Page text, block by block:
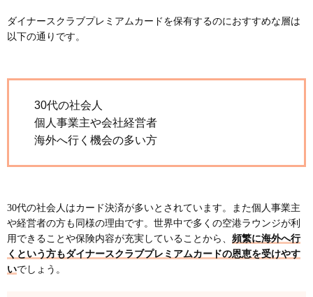
ダイナースクラブプレミアムカードを保有するのにおすすめな層は
以下の通りです。
30代の社会人
個人事業主や会社経営者
海外へ行く機会の多い方
30代の社会人はカード決済が多いとされています。また個人事業主
や経営者の方も同様の理由です。世界中で多くの空港ラウンジが利
用できることや保険内容が充実していることから、 頻繁に海外へ行
くという方もダイナースクラブプレミアムカードの恩恵を受けやす
いでしょう。